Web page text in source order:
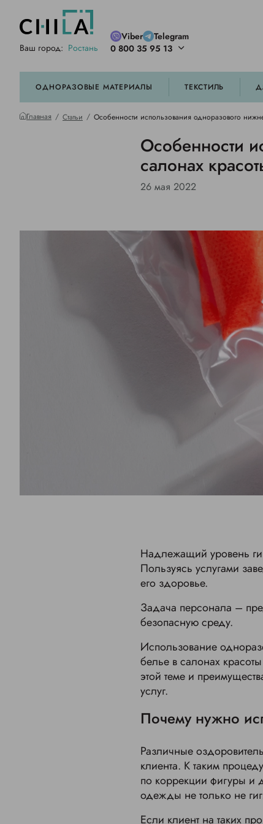
Ваш город: Ростань
Viber
Telegram
0 800 35 95 13
ОДНОРАЗОВЫЕ МАТЕРИАЛЫ ТЕКСТИЛЬ
Главная Статьи Особенности использования одноразового
Особенности
салонах
26 мая 2022
Надлежащий уровень
Пользуясь услугами
его здоровье.
Задача персонала –
безопасную среду.
Использование
белье в салонах
этой теме и
услуг.
Почему нужно
Различные
клиента. К таким
по коррекции фигуры и
одежды не только не
Если клиент на таких